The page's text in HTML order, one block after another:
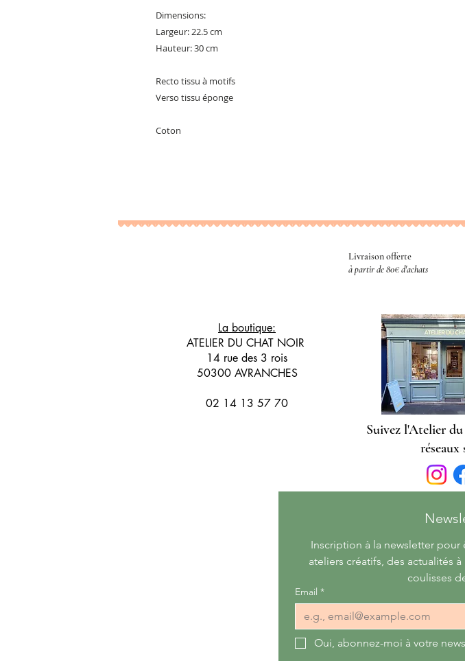
Dimensions:
Largeur: 22.5 cm
Hauteur: 30 cm
Recto tissu à motifs
Verso tissu éponge
Coton
Livraison offerte
à partir de 80€ d'achats
La boutique:
ATELIER DU CHAT NOIR
14 rue des 3 rois
50300 AVRANCHES
02 14 13 57 70
Suivez l'Atelier
réseaux
Inscription à la newsletter
ateliers créatifs, des actualités
coulisses
Email *
Oui, abonnez-moi à votre